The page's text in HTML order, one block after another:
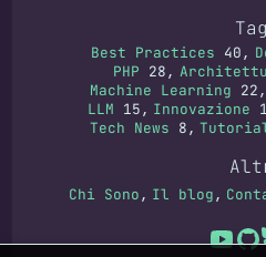
Best Practices 40
PHP 28
Machine Learning 22
LLM 15 Innovazione
Tech News 8
Chi Sono Il blog